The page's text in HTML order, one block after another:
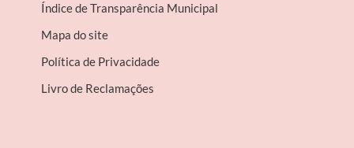
Índice de Transparência Municipal
Mapa do site
Política de Privacidade
Livro de Reclamações